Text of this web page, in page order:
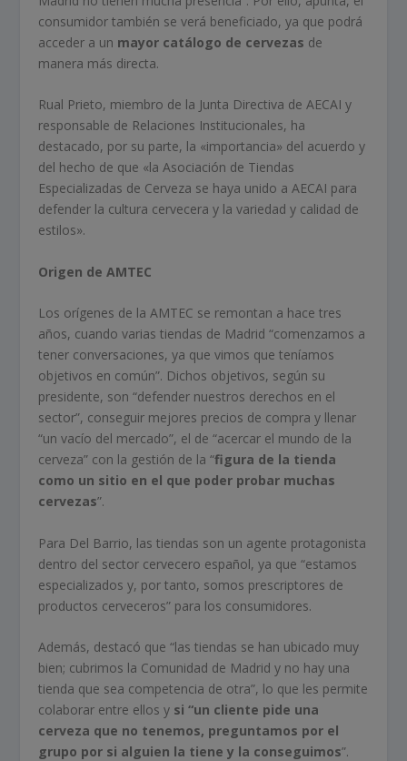
consumidor también se verá beneficiado, ya que podrá
acceder a un mayor catálogo de cervezas de
manera más directa.
Rual Prieto, miembro de la Junta Directiva de AECAI y
responsable de Relaciones Institucionales, ha
destacado, por su parte, la «importancia» del acuerdo y
del hecho de que «la Asociación de Tiendas
Especializadas de Cerveza se haya unido a AECAI para
defender la cultura cervecera y la variedad y calidad de
estilos».
Origen de AMTEC
Los orígenes de la AMTEC se remontan a hace tres
años, cuando varias tiendas de Madrid “comenzamos a
tener conversaciones, ya que vimos que teníamos
objetivos en común”. Dichos objetivos, según su
presidente, son “defender nuestros derechos en el
sector”, conseguir mejores precios de compra y llenar
“un vacío del mercado”, el de “acercar el mundo de la
cerveza” con la gestión de la “figura de la tienda
como un sitio en el que poder probar muchas
cervezas”.
Para Del Barrio, las tiendas son un agente protagonista
dentro del sector cervecero español, ya que “estamos
especializados y, por tanto, somos prescriptores de
productos cerveceros” para los consumidores.
Además, destacó que “las tiendas se han ubicado muy
bien; cubrimos la Comunidad de Madrid y no hay una
tienda que sea competencia de otra”, lo que les permite
colaborar entre ellos y si “un cliente pide una
cerveza que no tenemos, preguntamos por el
grupo por si alguien la tiene y la conseguimos”.